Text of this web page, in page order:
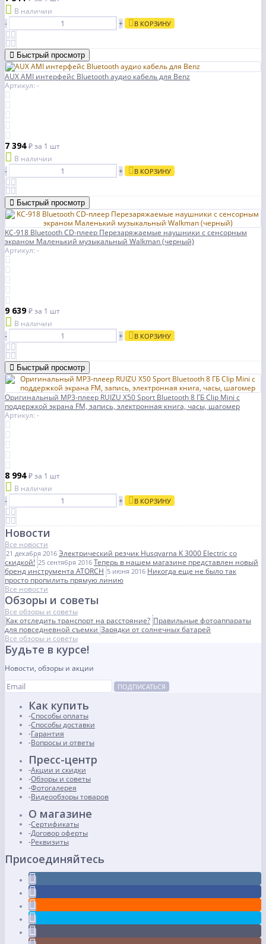
В наличии
-
+ В КОРЗИНУ
Быстрый просмотр
AUX AMI интерфейс Bluetooth аудио кабель для Benz
Артикул: -
7 394₽за 1 шт
В наличии
-
+ В КОРЗИНУ
Быстрый просмотр
KC-918 Bluetooth CD-плеер Перезаряжаемые наушники с сенсорным
экраном Маленький музыкальный Walkman (черный)
Артикул: -
9 639₽за 1 шт
В наличии
-
+ В КОРЗИНУ
Быстрый просмотр
Оригинальный MP3-плеер RUIZU X50 Sport Bluetooth 8 ГБ Clip Mini с
поддержкой экрана FM, запись, электронная книга, часы, шагомер
Артикул: -
8 994₽за 1 шт
В наличии
-
+ В КОРЗИНУ
Новости
Все новости
21 декабря 2016 Электрический резчик Husqvarna K 3000 Electric со
скидкой! 25 сентября 2016 Теперь в нашем магазине представлен новый
бренд инструмента ATORCH 5 июня 2016 Никогда еще не было так
просто пропилить прямую линию
Все новости
Обзоры и советы
Все обзоры и советы
Как отследить транспорт на расстояние? Правильные фотоаппараты
для повседневной съемки Зарядки от солнечных батарей
Все обзоры и советы
Будьте в курсе!
Новости, обзоры и акции
ПОДПИСАТЬСЯ
Как купить
Способы оплаты
Способы доставки
Гарантия
Вопросы и ответы
Пресс-центр
Акции и скидки
Обзоры и советы
Фотогалерея
Видеообзоры товаров
О магазине
Сертификаты
Договор оферты
Реквизиты
Присоединяйтесь